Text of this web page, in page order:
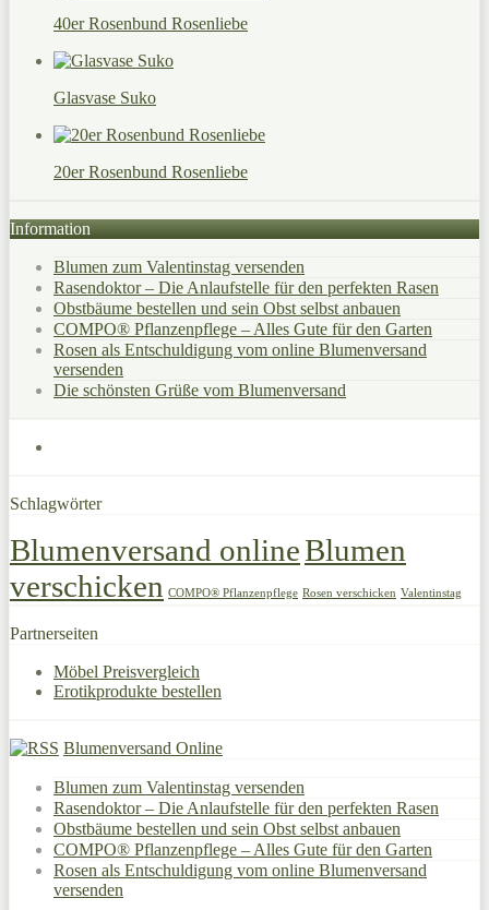
40er Rosenbund Rosenliebe
Glasvase Suko
20er Rosenbund Rosenliebe
Information
Blumen zum Valentinstag versenden
Rasendoktor – Die Anlaufstelle für den perfekten Rasen
Obstbäume bestellen und sein Obst selbst anbauen
COMPO® Pflanzenpflege – Alles Gute für den Garten
Rosen als Entschuldigung vom online Blumenversand
versenden
Die schönsten Grüße vom Blumenversand
Schlagwörter
Blumenversand onlineBlumen
verschicken COMPO® Pflanzenpflege Rosen verschicken Valentinstag
Partnerseiten
Möbel Preisvergleich
Erotikprodukte bestellen
Blumenversand Online
Blumen zum Valentinstag versenden
Rasendoktor – Die Anlaufstelle für den perfekten Rasen
Obstbäume bestellen und sein Obst selbst anbauen
COMPO® Pflanzenpflege – Alles Gute für den Garten
Rosen als Entschuldigung vom online Blumenversand
versenden